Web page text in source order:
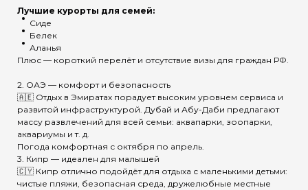
Лучшие курорты для семей:
Сиде
Белек
Аланья
Плюс — короткий перелёт и отсутствие визы для граждан РФ.
2. ОАЭ — комфорт и безопасность
🇦🇪 Отдых в Эмиратах порадует высоким уровнем сервиса и
развитой инфраструктурой. Дубай и Абу-Даби предлагают
массу развлечений для всей семьи: аквапарки, зоопарки,
аквариумы и т. д.
Погода комфортная с октября по апрель.
3. Кипр — идеален для малышей
🇨🇾 Кипр отлично подойдёт для отдыха с маленькими детьми:
чистые пляжи, безопасная среда, дружелюбные местные